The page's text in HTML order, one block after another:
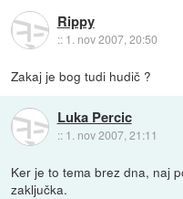
Rippy
:: 1. nov 2007, 20:50
Zakaj je bog tudi hudič ?
Luka Percic
:: 1. nov 2007, 21:11
Ker je to tema brez dna, naj
zaključka.